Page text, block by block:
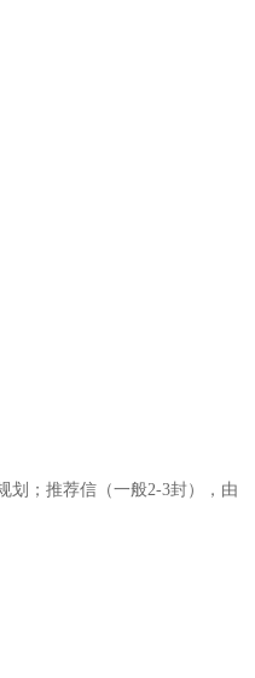
划；推荐信（一般2-3封），由